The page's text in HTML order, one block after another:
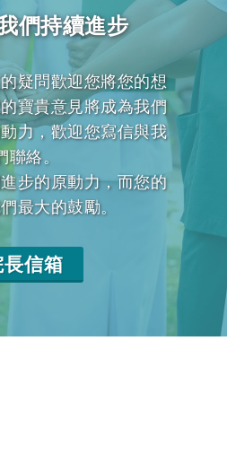
們持續進步
疑問歡迎您將您的想
寶貴意見將成為我們
力，歡迎您寫信與我
聯絡。
步的原動力，而您的
最大的鼓勵。
長信箱